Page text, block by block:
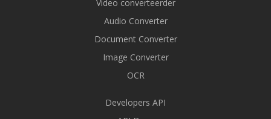
Video converteerder
Audio Converter
Document Converter
Image Converter
OCR
Developers API